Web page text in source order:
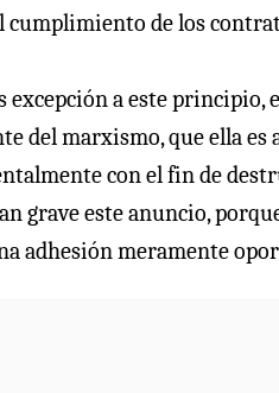
cumplimiento de los
excepción a este principio,
del marxismo, que ella
con el fin de
grave este anuncio,
adhesión meramente